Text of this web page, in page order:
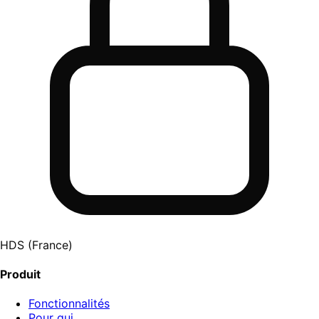
HDS (France)
Produit
Fonctionnalités